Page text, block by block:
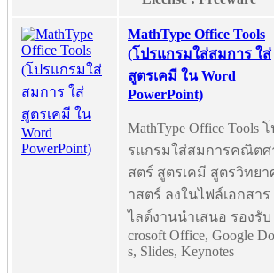
MathType Office Tools
(โปรแกรมใส่สมการ ใส่
สูตรเคมี ใน Word
PowerPoint)
MathType Office Tools โป
รแกรมใส่สมการคณิตศ
สตร์ สูตรเคมี สูตรวิทยา
าสตร์ ลงในไฟล์เอกสาร
ไลด์งานนำเสนอ รองรับ
crosoft Office, Google
s, Slides, Keynotes